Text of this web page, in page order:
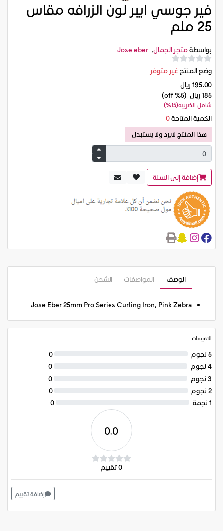
فير جوسي ايبر لون الزرافه مقاس
25 ملم
بواسطةمتجر الجمال,
Jose eber
وضع المنتج غير متوفر
195.00 ريال
185 ريال
(5% off)
شامل الضريبه(15%)
الكمية المتاحة0
هذا المنتج لايرد ولا يستبدل
إضافة إلى السلة
الوصف المواصفات الشحن
Jose Eber 25mm Pro Series Curling Iron, Pink Zebra
التقييمات
5 نجوم
0
4 نجوم
0
3 نجوم
0
2 نجوم
0
1 نجمة
0
0.0
0 تقييم
إضافة تقييم